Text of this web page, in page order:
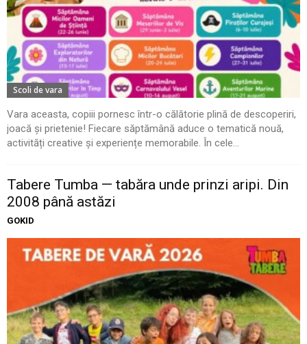
Scoli de vara
Vara aceasta, copiii pornesc într-o călătorie plină de descoperiri,
joacă și prietenie! Fiecare săptămână aduce o tematică nouă,
activități creative și experiențe memorabile. În cele...
Tabere Tumba — tabăra unde prinzi aripi. Din
2008 până astăzi
GOKID